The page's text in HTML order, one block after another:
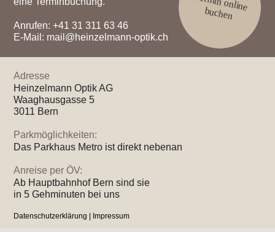
buchen
Anrufen:+41 31 311 63 46
E-Mail: mail@heinzelmann-optik.ch
Adresse
Heinzelmann Optik AG
Waaghausgasse 5
3011 Bern
Parkmöglichkeiten:
Das Parkhaus Metro ist direkt nebenan
Anreise per ÖV:
Ab Hauptbahnhof Bern sind sie
in 5 Gehminuten bei uns
Datenschutzerklärung Impressum